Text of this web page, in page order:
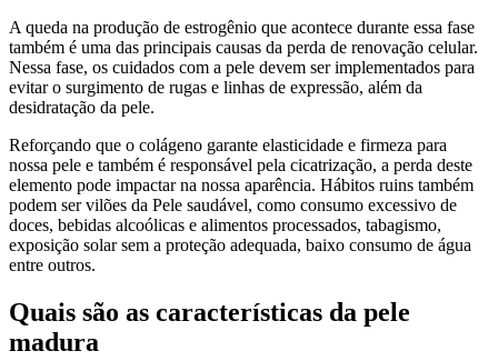
A queda na produção de estrogênio que acontece durante essa fase
também é uma das principais causas da perda de renovação celular.
Nessa fase, os cuidados com a pele devem ser implementados para
evitar o surgimento de rugas e linhas de expressão, além da
desidratação da pele.
Reforçando que o colágeno garante elasticidade e firmeza para
nossa pele e também é responsável pela cicatrização, a perda deste
elemento pode impactar na nossa aparência. Hábitos ruins também
podem ser vilões da Pele saudável, como consumo excessivo de
doces, bebidas alcoólicas e alimentos processados, tabagismo,
exposição solar sem a proteção adequada, baixo consumo de água
entre outros.
Quais são as características da pele
madura